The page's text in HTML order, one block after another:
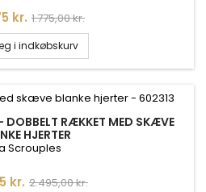
kr. Normalpris
1.775,00 kr.
i indkøbskurv
DOBBELT RÆKKET MED SKÆVE
HJERTER
Scrouples
kr. Normalpris
2.495,00 kr.